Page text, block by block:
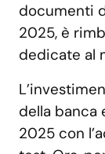
documenti
2025, è
dedicate al
della banca
2025 con